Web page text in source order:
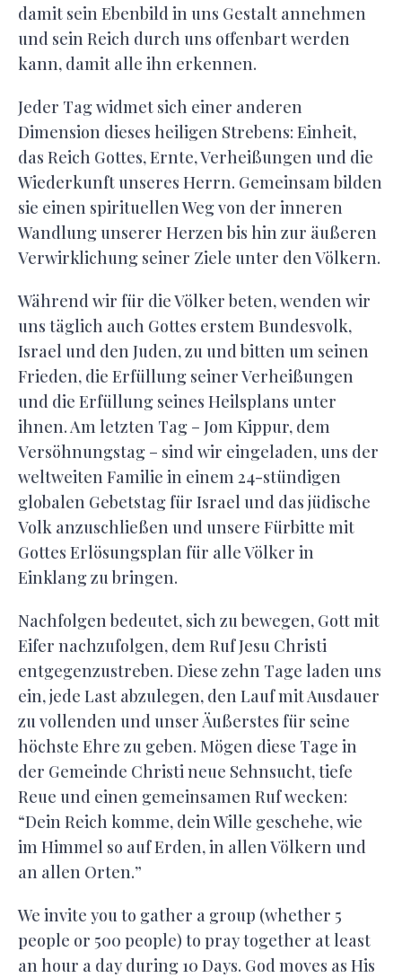
damit sein Ebenbild in uns Gestalt annehmen
und sein Reich durch uns offenbart werden
kann, damit alle ihn erkennen.
Jeder Tag widmet sich einer anderen
Dimension dieses heiligen Strebens: Einheit,
das Reich Gottes, Ernte, Verheißungen und die
Wiederkunft unseres Herrn. Gemeinsam bilden
sie einen spirituellen Weg von der inneren
Wandlung unserer Herzen bis hin zur äußeren
Verwirklichung seiner Ziele unter den Völkern.
Während wir für die Völker beten, wenden wir
uns täglich auch Gottes erstem Bundesvolk,
Israel und den Juden, zu und bitten um seinen
Frieden, die Erfüllung seiner Verheißungen
und die Erfüllung seines Heilsplans unter
ihnen. Am letzten Tag – Jom Kippur, dem
Versöhnungstag – sind wir eingeladen, uns der
weltweiten Familie in einem 24-stündigen
globalen Gebetstag für Israel und das jüdische
Volk anzuschließen und unsere Fürbitte mit
Gottes Erlösungsplan für alle Völker in
Einklang zu bringen.
Nachfolgen bedeutet, sich zu bewegen, Gott mit
Eifer nachzufolgen, dem Ruf Jesu Christi
entgegenzustreben. Diese zehn Tage laden uns
ein, jede Last abzulegen, den Lauf mit Ausdauer
zu vollenden und unser Äußerstes für seine
höchste Ehre zu geben. Mögen diese Tage in
der Gemeinde Christi neue Sehnsucht, tiefe
Reue und einen gemeinsamen Ruf wecken:
“Dein Reich komme, dein Wille geschehe, wie
im Himmel so auf Erden, in allen Völkern und
an allen Orten.”
We invite you to gather a group (whether 5
people or 500 people) to pray together at least
an hour a day during 10 Days. God moves as His